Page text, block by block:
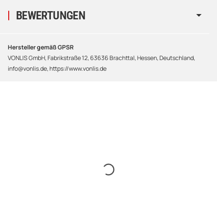
BEWERTUNGEN
Hersteller gemäß GPSR
VONLIS GmbH, Fabrikstraße 12, 63636 Brachttal, Hessen, Deutschland,
info@vonlis.de, https://www.vonlis.de